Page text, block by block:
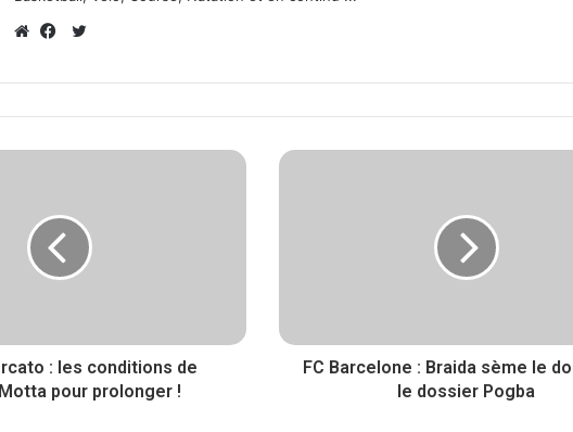
e
a
o
k
i
: les conditions de
pour prolonger !
FC Barcelone : Braida sème le
le dossier Pogba